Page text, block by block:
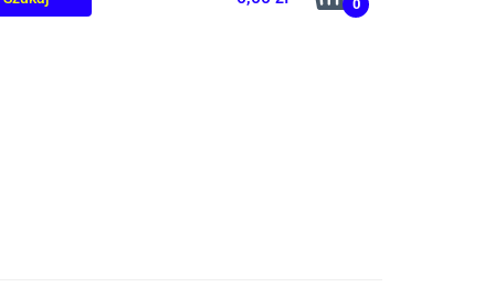
Dodaj zgłoszenie
0